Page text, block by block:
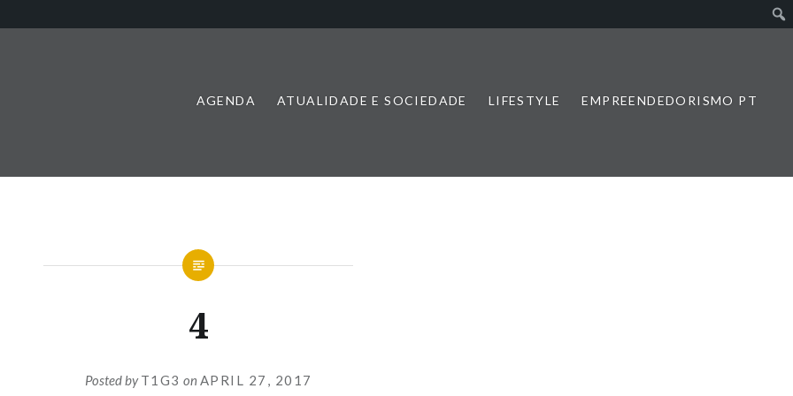
AGENDA ATUALIDADE E SOCIEDADE LIFESTYLE EMPREENDEDORISMO PT
4
Posted byT1G3 on APRIL 27, 2017